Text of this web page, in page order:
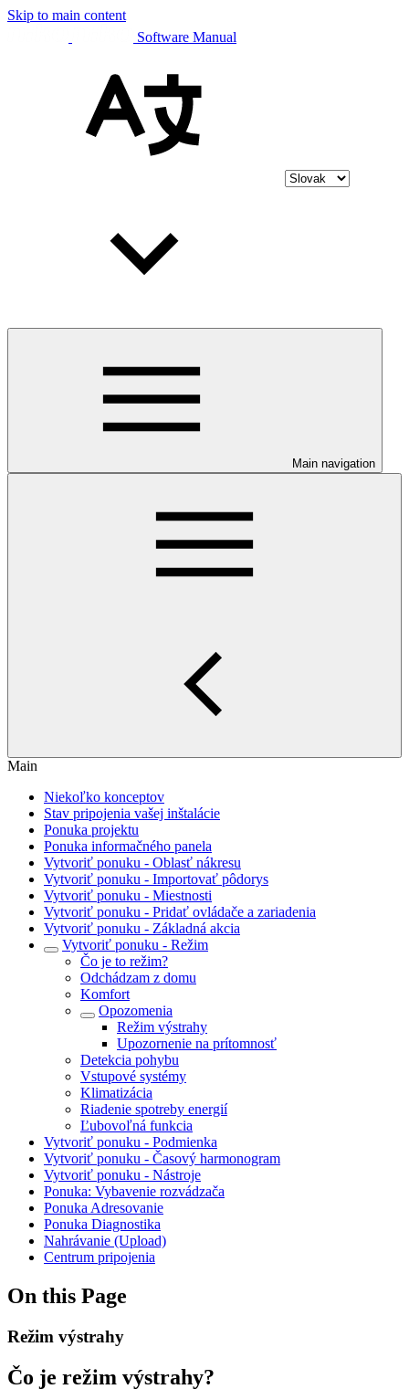
Skip to main content
Software Manual
Main navigation
Main
Niekoľko konceptov
Stav pripojenia vašej inštalácie
Ponuka projektu
Ponuka informačného panela
Vytvoriť ponuku - Oblasť nákresu
Vytvoriť ponuku - Importovať pôdorys
Vytvoriť ponuku - Miestnosti
Vytvoriť ponuku - Pridať ovládače a zariadenia
Vytvoriť ponuku - Základná akcia
Vytvoriť ponuku - Režim
Čo je to režim?
Odchádzam z domu
Komfort
Opozomenia
Režim výstrahy
Upozornenie na prítomnosť
Detekcia pohybu
Vstupové systémy
Klimatizácia
Riadenie spotreby energií
Ľubovoľná funkcia
Vytvoriť ponuku - Podmienka
Vytvoriť ponuku - Časový harmonogram
Vytvoriť ponuku - Nástroje
Ponuka: Vybavenie rozvádzača
Ponuka Adresovanie
Ponuka Diagnostika
Nahrávanie (Upload)
Centrum pripojenia
On this Page
Režim výstrahy
Čo je režim výstrahy?